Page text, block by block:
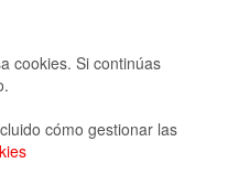
cookies. Si continúas
cómo gestionar las